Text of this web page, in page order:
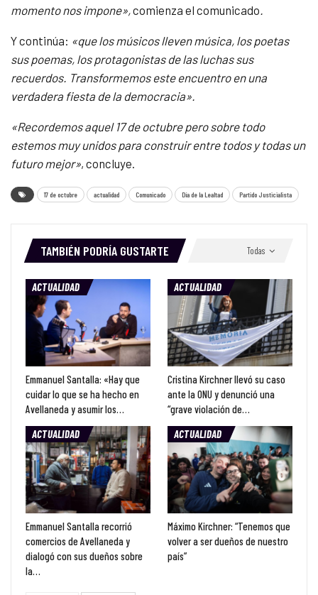
momento nos impone»,comienza el comunicado.
Y continúa: «que los músicos lleven música, los poetas
sus poemas, los protagonistas de las luchas sus
recuerdos. Transformemos este encuentro en una
verdadera fiesta de la democracia».
«Recordemos aquel 17 de octubre pero sobre todo
estemos muy unidos para construir entre todos y todas un
futuro mejor», concluye.
17 de octubre actualidad Comunicado Día de la Lealtad Partido Justicialista
Todas
TAMBIÉN PODRÍA GUSTARTE
ACTUALIDAD
Emmanuel Santalla: «Hay que
cuidar lo que se ha hecho en
Avellaneda y asumir los…
ACTUALIDAD
Cristina Kirchner llevó su caso
ante la ONU y denunció una
“grave violación de…
ACTUALIDAD
Emmanuel Santalla recorrió
comercios de Avellaneda y
dialogó con sus dueños sobre
la…
ACTUALIDAD
Máximo Kirchner: “Tenemos que
volver a ser dueños de nuestro
país”